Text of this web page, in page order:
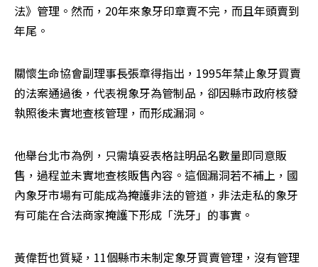
法》管理。然而，20年來象牙印章賣不完，而且年頭賣到
年尾。
關懷生命協會副理事長張章得指出，1995年禁止象牙買賣
的法案通過後，代表視象牙為管制品，卻因縣市政府核發
執照後未實地查核管理，而形成漏洞。
他舉台北市為例，只需填妥表格註明品名數量即同意販
售，過程並未實地查核販售內容。這個漏洞若不補上，國
內象牙市場有可能成為掩護非法的管道，非法走私的象牙
有可能在合法商家掩護下形成「洗牙」的事實。
黃偉哲也質疑，11個縣市未制定象牙買賣管理，沒有管理